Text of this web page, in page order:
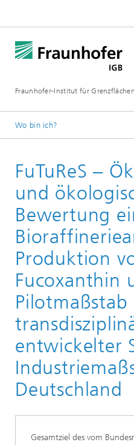
Fraunhofer-Institut für
Wo bin ich?
Projekte
FuTuReS –
und
Bewertung
Produktion
Fucoxanthin
Pilotmaßstab
entwickelter
Deutschland
Gesamtziel des vom